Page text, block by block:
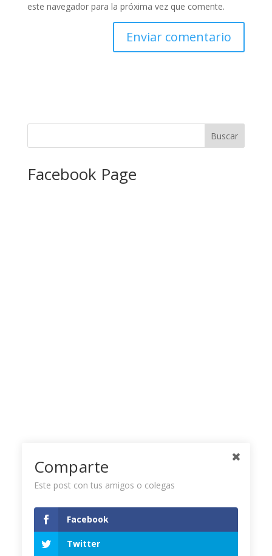
este navegador para la próxima vez que comente.
Facebook Page
Twitter Timeline
Comparte
Este post con tus amigos o colegas
Facebook
Twitter